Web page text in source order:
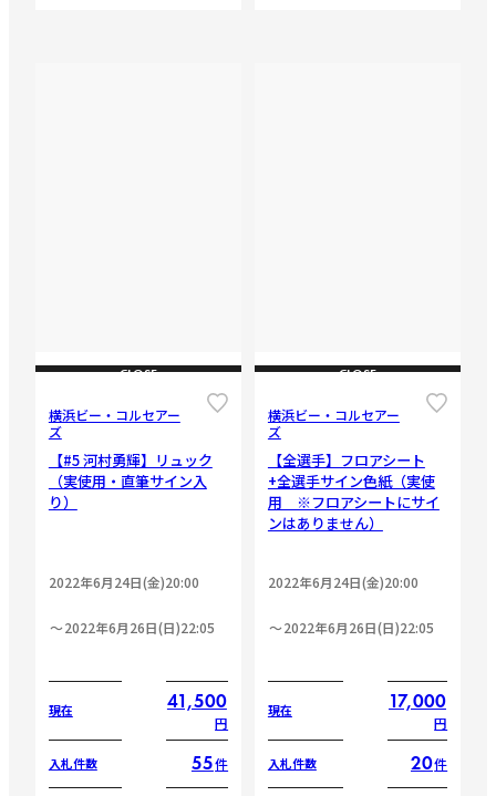
CLOSE
横浜ビー・コルセアー
ズ
【#5 河村勇輝】リュック
（実使用・直筆サイン入
り）
2022年6月24日(金)20:00
2022年6月26日(日)22:05
現在 41,500
円
入札件数 55件
CLOSE
横浜ビー・コルセアー
ズ
【全選手】フロアシート
+全選手サイン色紙（実使
用 ※フロアシートにサイ
ンはありません）
2022年6月24日(金)20:00
2022年6月26日(日)22:05
現在 17,000
円
入札件数 20件